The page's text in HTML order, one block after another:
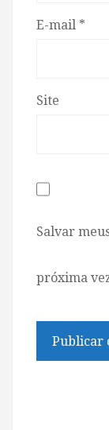
E-mail *
Site
Salvar
próxima